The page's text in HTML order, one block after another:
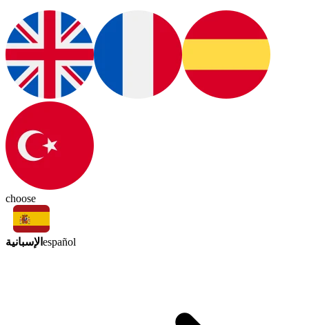
choose
الإسبانية español